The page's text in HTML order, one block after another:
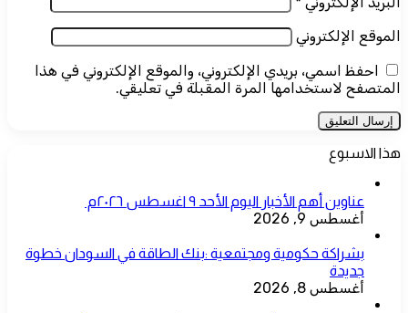
الموقع الإلكتروني
احفظ اسمي، بريدي الإلكتروني، والموقع الإلكتروني في هذا
المتصفح لاستخدامها المرة المقبلة في تعليقي.
هذا الاسبوع
عناوين أهم الأخبار اليوم الأحد ٩ اغسطس ٢٠٢٦م ​
أغسطس 9, 2026
بشراكة حكومية ومجتمعية :بنك الطاقة في السودان خطوة
جديدة
أغسطس 8, 2026